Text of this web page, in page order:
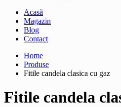
Acasă
Magazin
Blog
Contact
Home
Produse
Fitile candela clasica cu gaz
Fitile candela